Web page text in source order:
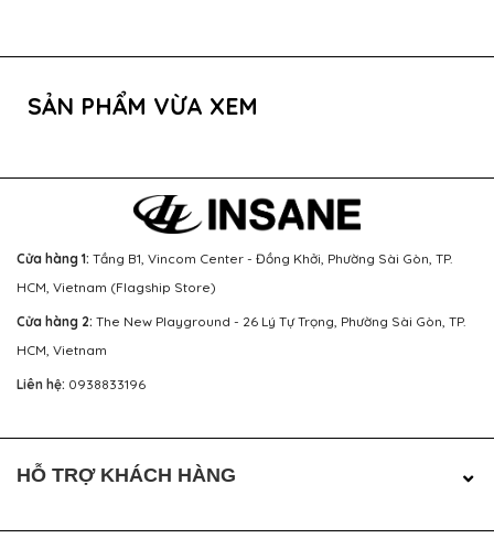
SẢN PHẨM VỪA XEM
Cửa hàng 1: Tầng B1, Vincom Center - Đồng Khởi, Phường Sài Gòn, TP.
HCM, Vietnam (Flagship Store)
Cửa hàng 2: The New Playground - 26 Lý Tự Trọng, Phường Sài Gòn, TP.
HCM, Vietnam
Liên hệ: 0938833196
HỖ TRỢ KHÁCH HÀNG